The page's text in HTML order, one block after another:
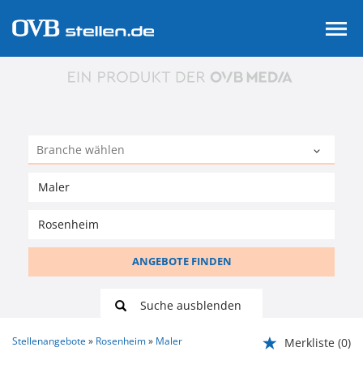
ANGEBOTE FINDEN
Suche ausblenden
Stellenangebote Rosenheim Maler Merkliste (0)